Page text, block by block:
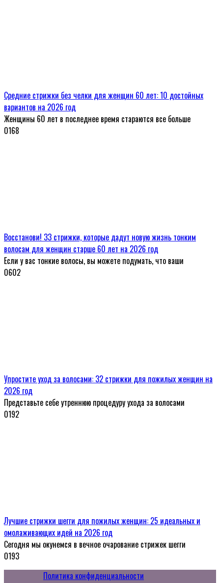
Средние стрижки без челки для женщин 60 лет: 10 достойных
вариантов на 2026 год
Женщины 60 лет в последнее время стараются все больше
0168
Восстанови! 33 стрижки, которые дадут новую жизнь тонким
волосам для женщин старше 60 лет на 2026 год
Если у вас тонкие волосы, вы можете подумать, что ваши
0602
Упростите уход за волосами: 32 стрижки для пожилых женщин на
2026 год
Представьте себе утреннюю процедуру ухода за волосами
0192
Лучшие стрижки шегги для пожилых женщин: 25 идеальных и
омолаживающих идей на 2026 год
Сегодня мы окунемся в вечное очарование стрижек шегги
0193
Политика конфиденциальности